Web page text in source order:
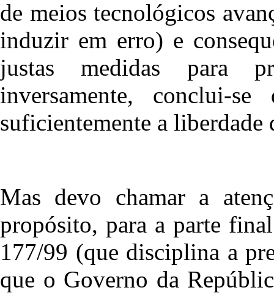
de meios tecnológicos
induzir em erro) e
justas medidas para
inversamente, conclui-
suficientemente a liberdade
Mas devo chamar a
propósito, para a parte
177/99 (que disciplina a
que o Governo da